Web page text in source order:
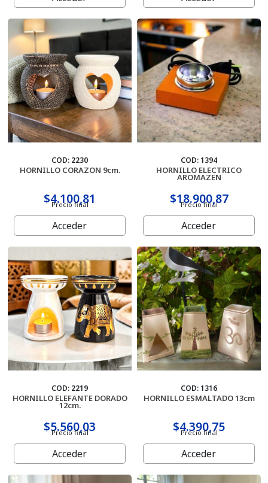
COD: 2230
HORNILLO CORAZON 9cm.
$4.100,81
Precio final
Acceder
COD: 1394
HORNILLO ELECTRICO
AROMAZEN
$18.900,87
Precio final
Acceder
COD: 2219
HORNILLO ELEFANTE DORADO
12cm.
$5.560,03
Precio final
Acceder
COD: 1316
HORNILLO ESMALTADO 13cm
$4.390,75
Precio final
Acceder
Porta Sahumerios
Perfumes Simil Hombre
Perfumes Simil Mujer
Pilas
Palo Santo
Sahumerios Conos Cascada
Sahumadores
Velas Y Velones
Cartas